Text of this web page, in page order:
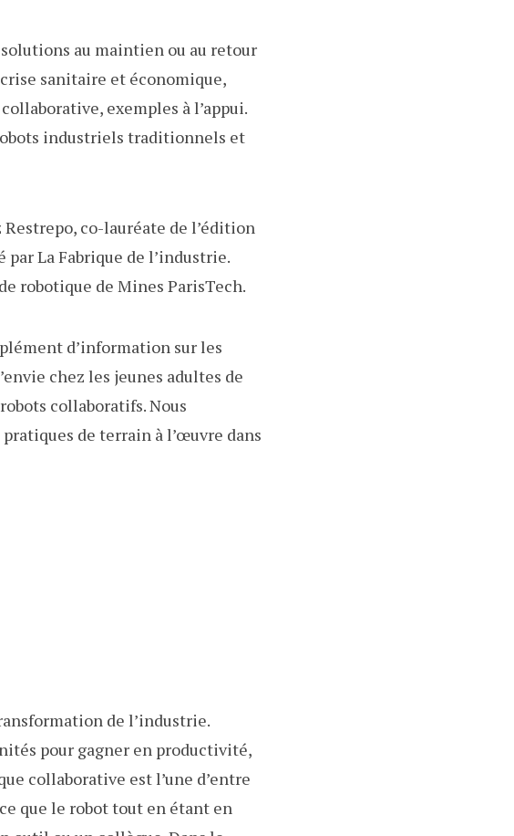
au maintien ou au retour
sanitaire et économique,
exemples à l’appui.
industriels traditionnels et
Restrepo, co-lauréate de l’édition
La Fabrique de l’industrie.
robotique de Mines ParisTech.
d’information sur les
chez les jeunes adultes de
collaboratifs. Nous
de terrain à l’œuvre dans
de l’industrie.
pour gagner en productivité,
collaborative est l’une d’entre
que le robot tout en étant en